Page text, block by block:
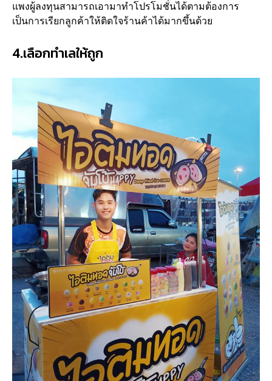
แพงผู้ลงทุนสามารถเอามาทำโปรโมชั่นได้ตามต้องการ
เป็นการเรียกลูกค้าให้ติดใจร้านค้าได้มากขึ้นด้วย
4.เลือกทำเลให้ถูก